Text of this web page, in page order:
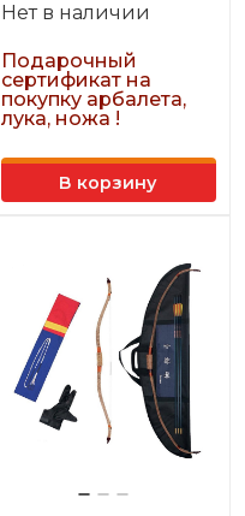
Нет в наличии
Подарочный
сертификат на
покупку арбалета,
лука, ножа !
В корзину